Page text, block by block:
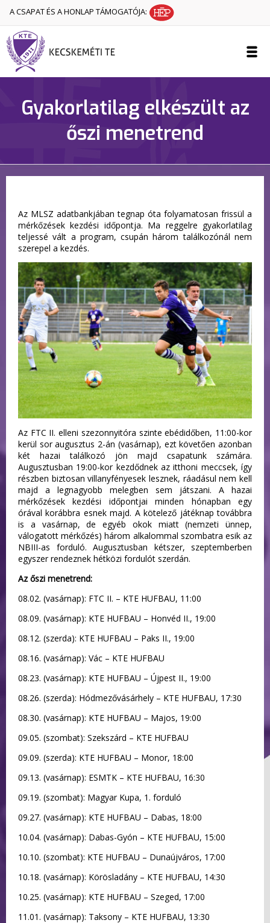
A CSAPAT ÉS A HONLAP TÁMOGATÓJA:
Gyakorlatilag elkészült az
őszi menetrend
Az MLSZ adatbankjában tegnap óta folyamatosan frissül a
mérkőzések kezdési időpontja. Ma reggelre gyakorlatilag
teljessé vált a program, csupán három találkozónál nem
szerepel a kezdés.
Az FTC II. elleni szezonnyitóra szinte ebédidőben, 11:00-kor
kerül sor augusztus 2-án (vasárnap), ezt követően azonban
két hazai találkozó jön majd csapatunk számára.
Augusztusban 19:00-kor kezdődnek az itthoni meccsek, így
részben biztosan villanyfényesek lesznek, ráadásul nem kell
majd a legnagyobb melegben sem játszani. A hazai
mérkőzések kezdési időpontjai minden hónapban egy
órával korábbra esnek majd. A kötelező játéknap továbbra
is a vasárnap, de egyéb okok miatt (nemzeti ünnep,
válogatott mérkőzés) három alkalommal szombatra esik az
NBIII-as forduló. Augusztusban kétszer, szeptemberben
egyszer rendeznek hétközi fordulót szerdán.
Az őszi menetrend:
08.02. (vasárnap): FTC II. – KTE HUFBAU, 11:00
08.09. (vasárnap): KTE HUFBAU – Honvéd II., 19:00
08.12. (szerda): KTE HUFBAU – Paks II., 19:00
08.16. (vasárnap): Vác – KTE HUFBAU
08.23. (vasárnap): KTE HUFBAU – Újpest II., 19:00
08.26. (szerda): Hódmezővásárhely – KTE HUFBAU, 17:30
08.30. (vasárnap): KTE HUFBAU – Majos, 19:00
09.05. (szombat): Szekszárd – KTE HUFBAU
09.09. (szerda): KTE HUFBAU – Monor, 18:00
09.13. (vasárnap): ESMTK – KTE HUFBAU, 16:30
09.19. (szombat): Magyar Kupa, 1. forduló
09.27. (vasárnap): KTE HUFBAU – Dabas, 18:00
10.04. (vasárnap): Dabas-Gyón – KTE HUFBAU, 15:00
10.10. (szombat): KTE HUFBAU – Dunaújváros, 17:00
10.18. (vasárnap): Körösladány – KTE HUFBAU, 14:30
10.25. (vasárnap): KTE HUFBAU – Szeged, 17:00
11.01. (vasárnap): Taksony – KTE HUFBAU, 13:30